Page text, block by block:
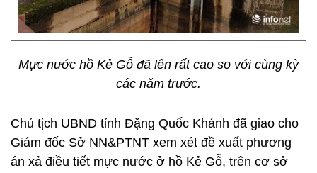
Mực nước hồ Kẻ Gỗ đã lên rất cao so với cùng kỳ
các năm trước.
Chủ tịch UBND tỉnh Đặng Quốc Khánh đã giao cho
Giám đốc Sở NN&PTNT xem xét đề xuất phương
án xả điều tiết mực nước ở hồ Kẻ Gỗ, trên cơ sở